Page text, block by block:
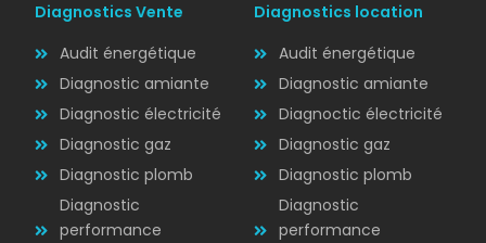
Diagnostic
ÉLECTRICITÉ
Diagnostics Vente
Audit énergétique
Diagnostic amiante
Diagnostic électricité
Diagnostic gaz
Diagnostic plomb
Diagnostic
performance
Diagnostics location
Audit énergétique
Diagnostic amiante
Diagnoctic électricité
Diagnostic gaz
Diagnostic plomb
Diagnostic
performance